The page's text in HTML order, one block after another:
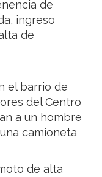
de
ingreso
de
el barrio de
del Centro
a un hombre
camioneta
de alta